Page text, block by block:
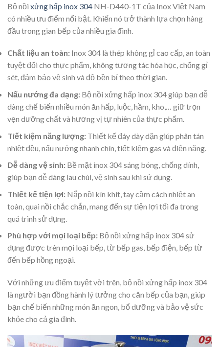
Bộ nồi xửng hấp inox 304 NH-D440-1T của Inox Việt Nam
có nhiều ưu điểm nổi bật. Khiến nó trở thành lựa chọn hàng
đầu trong gian bếp của nhiều gia đình.
Chất liệu an toàn: Inox 304 là thép không gỉ cao cấp, an toàn
tuyệt đối cho thực phẩm, không tương tác hóa học, chống gỉ
sét, đảm bảo vệ sinh và độ bền bỉ theo thời gian.
Nấu nướng đa dạng: Bộ nồi xửng hấp inox 304 giúp bạn dễ
dàng chế biến nhiều món ăn hấp, luộc, hầm, kho,… giữ trọn
vẹn dưỡng chất và hương vị tự nhiên của thực phẩm.
Tiết kiệm năng lượng: Thiết kế đáy dày dặn giúp phân tán
nhiệt đều, nấu nướng nhanh chín, tiết kiệm gas và điện năng.
Dễ dàng vệ sinh: Bề mặt inox 304 sáng bóng, chống dính,
giúp bạn dễ dàng lau chùi, vệ sinh sau khi sử dụng.
Thiết kế tiện lợi: Nắp nồi kín khít, tay cầm cách nhiệt an
toàn, quai nồi chắc chắn, mang đến sự tiện lợi tối đa trong
quá trình sử dụng.
Phù hợp với mọi loại bếp: Bộ nồi xửng hấp inox 304 sử
dụng được trên mọi loại bếp, từ bếp gas, bếp điện, bếp từ
đến bếp hồng ngoại.
Với những ưu điểm tuyệt vời trên, bộ nồi xửng hấp inox 304
là người bạn đồng hành lý tưởng cho căn bếp của bạn, giúp
bạn chế biến những món ăn ngon, bổ dưỡng và bảo vệ sức
khỏe cho cả gia đình.